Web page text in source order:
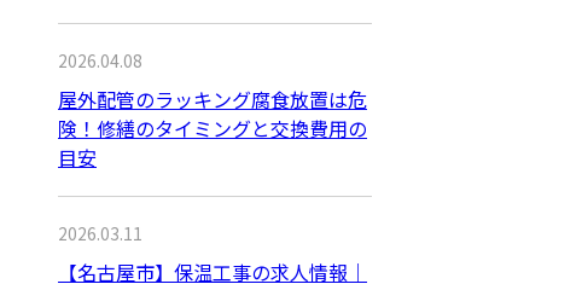
2026.04.08
屋外配管のラッキング腐食放置は危
険！修繕のタイミングと交換費用の
目安
2026.03.11
【名古屋市】保温工事の求人情報｜